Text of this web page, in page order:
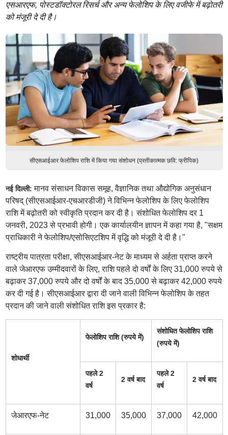
एसआरएफ, पोस्टडॉक्टोरल रिसर्च और अन्य फेलोशिप के लिए वजीफे में बढ़ोतरी
को मंजूरी दे दी है।
सीएसआईआर फेलोशिप राशि में किया गया संशोधन (प्रतीकात्मक छवि: फ्रीपिक)
नई दिल्ली: मानव संसाधन विकास समूह, वैज्ञानिक तथा औद्योगिक अनुसंधान
परिषद् (सीएसआईआर-एचआरडीजी) ने विभिन्न फेलोशिप के लिए फेलोशिप
राशि में बढ़ोतरी को स्वीकृति प्रदान कर दी है। संशोधित फेलोशिप दर 1
जनवरी, 2023 से प्रभावी होगी। एक कार्यालयीन ज्ञापन में कहा गया है, "सक्षम
प्राधिकारी ने फेलोशिप/एसोसिएटशिप में वृद्धि को मंजूरी दे दी है।"
राष्ट्रीय पात्रता परीक्षा, सीएसआईआर-नेट के माध्यम से अर्हता प्राप्त करने
वाले जेआरएफ उम्मीदवारों के लिए, राशि पहले दो वर्षों के लिए 31,000 रुपये से
बढ़ाकर 37,000 रुपये और दो वर्षों के बाद 35,000 से बढ़ाकर 42,000 रुपये
कर दी गई है। सीएसआईआर द्वारा दी जाने वाली विभिन्न फेलोशिप के तहत
प्रदान की जाने वाली संशोधित राशि इस प्रकार है:
शोधार्थी
फेलोशिप राशि (रुपये में)
संशोधित फेलोशिप राशि
(रुपये में)
पहले 2
वर्ष
2 वर्ष बाद
पहले 2
वर्ष
2 वर्ष बाद
जेआरएफ-नेट 31,000 35,000 37,000 42,000